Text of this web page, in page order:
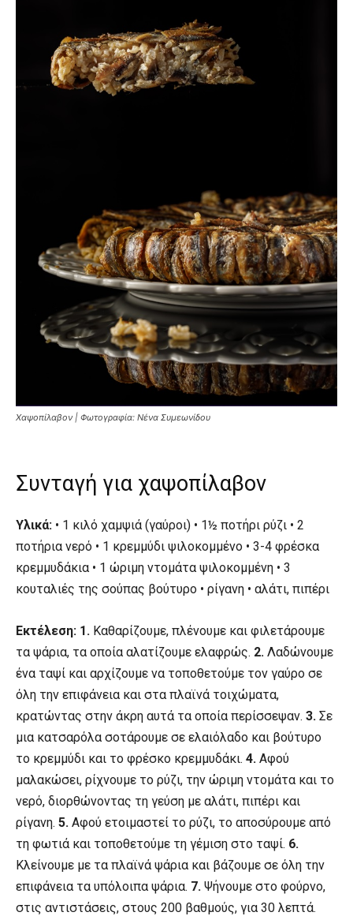
Χαψοπίλαβον | Φωτογραφία: Νένα Συμεωνίδου
Συνταγή για χαψοπίλαβον
Υλικά: • 1 κιλό χαμψιά (γαύροι) • 1½ ποτήρι ρύζι • 2
ποτήρια νερό • 1 κρεμμύδι ψιλοκομμένο • 3-4 φρέσκα
κρεμμυδάκια • 1 ώριμη ντομάτα ψιλοκομμένη • 3
κουταλιές της σούπας βούτυρο • ρίγανη • αλάτι, πιπέρι
Εκτέλεση: 1. Καθαρίζουμε, πλένουμε και φιλετάρουμε
τα ψάρια, τα οποία αλατίζουμε ελαφρώς. 2. Λαδώνουμε
ένα ταψί και αρχίζουμε να τοποθετούμε τον γαύρο σε
όλη την επιφάνεια και στα πλαϊνά τοιχώματα,
κρατώντας στην άκρη αυτά τα οποία περίσσεψαν. 3. Σε
μια κατσαρόλα σοτάρουμε σε ελαιόλαδο και βούτυρο
το κρεμμύδι και το φρέσκο κρεμμυδάκι. 4. Αφού
μαλακώσει, ρίχνουμε το ρύζι, την ώριμη ντομάτα και το
νερό, διορθώνοντας τη γεύση με αλάτι, πιπέρι και
ρίγανη. 5. Αφού ετοιμαστεί το ρύζι, το αποσύρουμε από
τη φωτιά και τοποθετούμε τη γέμιση στο ταψί. 6.
Κλείνουμε με τα πλαϊνά ψάρια και βάζουμε σε όλη την
επιφάνεια τα υπόλοιπα ψάρια. 7. Ψήνουμε στο φούρνο,
στις αντιστάσεις, στους 200 βαθμούς, για 30 λεπτά.